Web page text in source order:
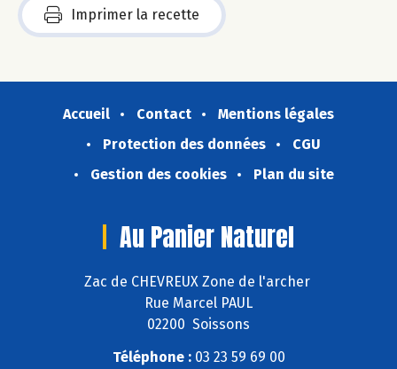
Imprimer la recette
Accueil Contact
Mentions légales
Protection des données
CGU
Gestion des cookies
Plan du site
Au Panier Naturel
Zac de CHEVREUX Zone de l'archer
Rue Marcel PAUL
02200 Soissons
Téléphone :03 23 59 69 00